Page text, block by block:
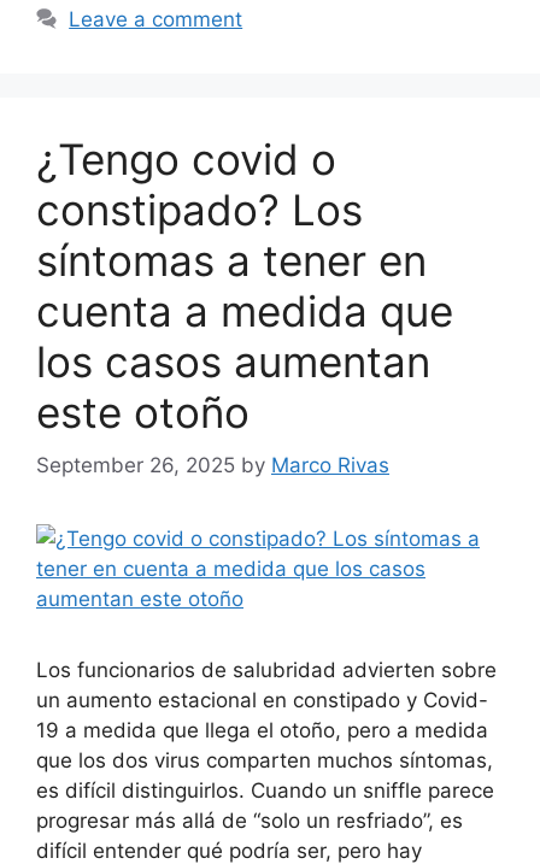
Leave a comment
¿Tengo covid o
constipado? Los
síntomas a tener en
cuenta a medida que
los casos aumentan
este otoño
September 26, 2025 by Marco Rivas
Los funcionarios de salubridad advierten sobre
un aumento estacional en constipado y Covid-
19 a medida que llega el otoño, pero a medida
que los dos virus comparten muchos síntomas,
es difícil distinguirlos. Cuando un sniffle parece
progresar más allá de “solo un resfriado”, es
difícil entender qué podría ser, pero hay